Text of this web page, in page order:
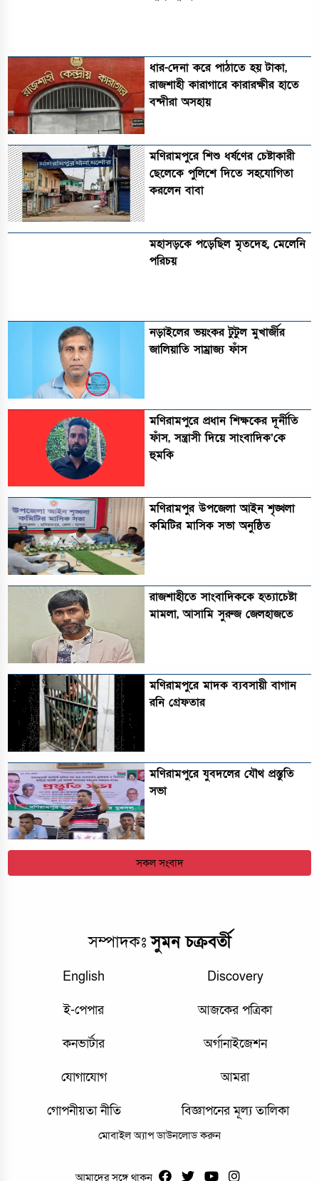
ধার-দেনা করে পাঠাতে হয় টাকা,
রাজশাহী কারাগারে কারারক্ষীর হাতে
বন্দীরা অসহায়
মণিরামপুরে শিশু ধর্ষণের চেষ্টাকারী
ছেলেকে পুলিশে দিতে সহযোগিতা
করলেন বাবা
মহাসড়কে পড়েছিল মৃতদেহ, মেলেনি
পরিচয়
নড়াইলের ভয়ংকর টুটুল মুখার্জীর
জালিয়াতি সাম্রাজ্য ফাঁস
মণিরামপুরে প্রধান শিক্ষকের দূর্নীতি
ফাঁস, সন্ত্রাসী দিয়ে সাংবাদিক’কে
হুমকি
মণিরামপুর উপজেলা আইন শৃঙ্খলা
কমিটির মাসিক সভা অনুষ্ঠিত‎‎
রাজশাহীতে সাংবাদিককে হত্যাচেষ্টা
মামলা, আসামি সুরুজ জেলহাজতে
মণিরামপুরে মাদক ব্যবসায়ী বাগান
রনি গ্রেফতার
মণিরামপুরে যুবদলের যৌথ প্রস্তুতি
সভা
সকল সংবাদ
সম্পাদকঃসুমন চক্রবর্তী
English Discovery
ই-পেপার আজকের পত্রিকা
কনভার্টার অর্গানাইজেশন
যোগাযোগ আমরা
গোপনীয়তা নীতি বিজ্ঞাপনের মূল্য তালিকা
মোবাইল অ্যাপ ডাউনলোড করুন
আমাদের সঙ্গে থাকুন